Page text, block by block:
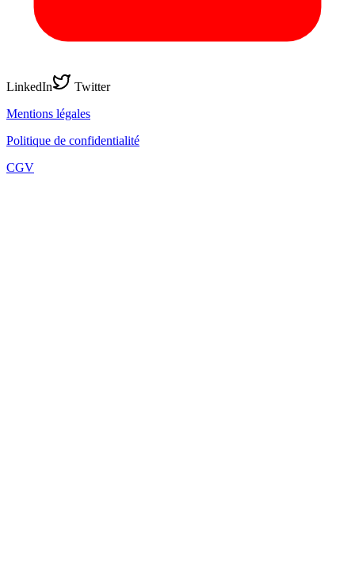
LinkedIn
Twitter
Mentions légales
Politique de confidentialité
CGV